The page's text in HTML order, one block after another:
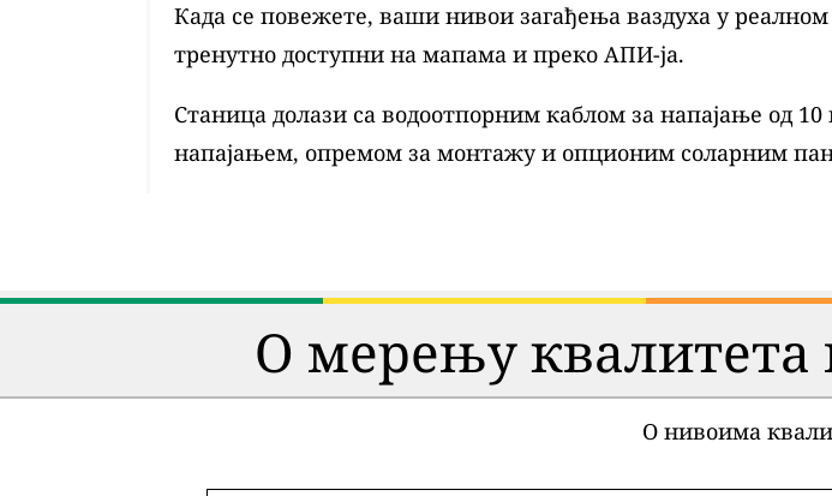
Када се повежете, ваши нивои загађења ваздуха у
тренутно доступни на мапама и преко АПИ-ја.
Станица долази са водоотпорним каблом за напајање од
напајањем, опремом за монтажу и опционим соларним
О мерењу квалитета
О нивоима